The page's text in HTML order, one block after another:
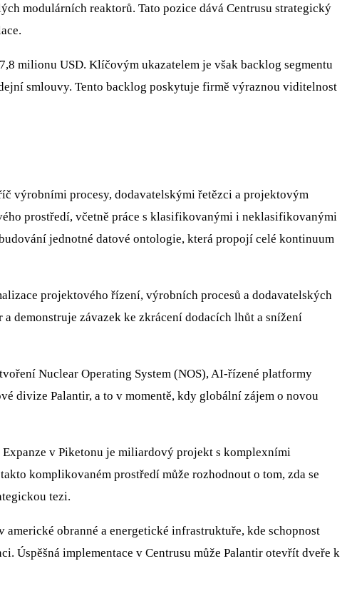
modulárních reaktorů. Tato pozice dává Centrusu strategický
milionu USD. Klíčovým ukazatelem je však backlog segmentu
smlouvy. Tento backlog poskytuje firmě výraznou viditelnost
výrobními procesy, dodavatelskými řetězci a projektovým
prostředí, včetně práce s klasifikovanými i neklasifikovanými
jednotné datové ontologie, která propojí celé kontinuum
projektového řízení, výrobních procesů a dodavatelských
demonstruje závazek ke zkrácení dodacích lhůt a snížení
Nuclear Operating System (NOS), AI-řízené platformy
divize Palantir, a to v momentě, kdy globální zájem o novou
v Piketonu je miliardový projekt s komplexními
komplikovaném prostředí může rozhodnout o tom, zda se
tezi.
obranné a energetické infrastruktuře, kde schopnost
Úspěšná implementace v Centrusu může Palantir otevřít dveře k